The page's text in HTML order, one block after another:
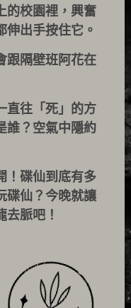
的校園裡，興奮
伸出手按住它。
跟隔壁班阿花在
直往「死」的方
？空氣中隱約
！碟仙到底有多
碟仙？今晚就讓
脈吧！